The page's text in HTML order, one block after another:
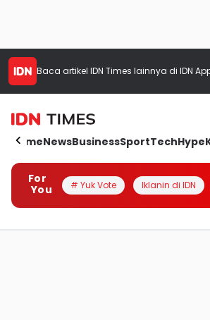
Baca artikel IDN Times lainnya di IDN
HomeNewsBusinessSportTechHype
For
You
# Yuk Vote Iklanin di IDN